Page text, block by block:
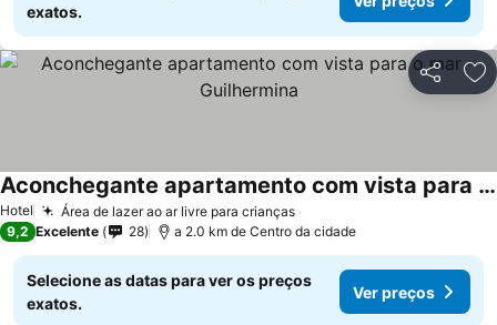
exatos.
Partilhar
Hotel Área de lazer ao ar livre para criançasVer preços
Aconchegante apartamento com vista para o mar -Guilhermina
Ver preços
9,2 Excelente 28 a 2.0 km de Centro da cidade
Selecione as datas para ver os preços
exatos.
Ver preços